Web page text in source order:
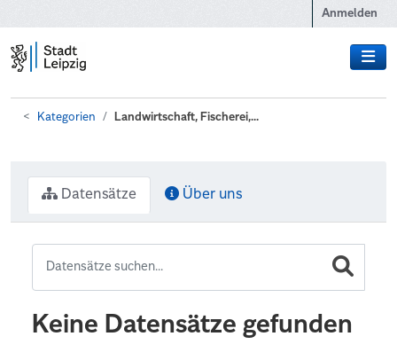
Anmelden
Kategorien Landwirtschaft, Fischerei,...
Datensätze Über uns
Keine Datensätze gefunden